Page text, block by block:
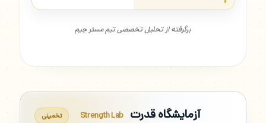
برگرفته از تحلیل تخصصی تیم مستر جیم
آزمایشگاه قدرت Strength Lab تخمینی